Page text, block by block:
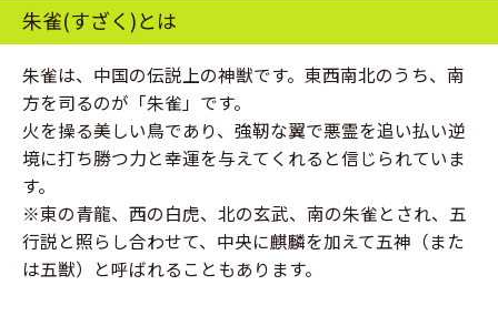
朱雀(すざく)とは
朱雀は、中国の伝説上の神獣です。東西南北のうち、南
方を司るのが「朱雀」です。
火を操る美しい鳥であり、強靭な翼で悪霊を追い払い逆
境に打ち勝つ力と幸運を与えてくれると信じられていま
す。
※東の青龍、西の白虎、北の玄武、南の朱雀とされ、五
行説と照らし合わせて、中央に麒麟を加えて五神（また
は五獣）と呼ばれることもあります。